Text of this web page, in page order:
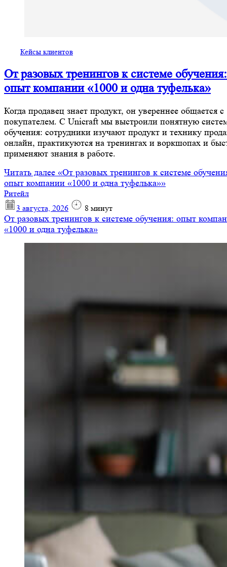
Кейсы клиентов
От разовых тренингов к системе обучения:
опыт компании «1000 и одна туфелька»
Когда продавец знает продукт, он увереннее общается с
покупателем. С Unicraft мы выстроили понятную
обучения: сотрудники изучают продукт и технику
онлайн, практикуются на тренингах и воркшопах и
применяют знания в работе.
Читать далее «От разовых тренингов к системе
опыт компании «1000 и одна туфелька»»
Ритейл
3 августа, 2026
8 минут
От разовых тренингов к системе обучения: опыт
«1000 и одна туфелька»